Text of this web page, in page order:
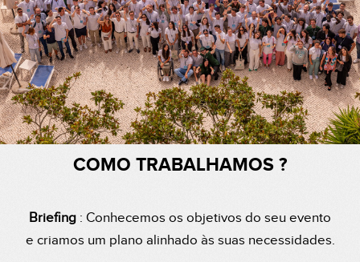
COMO TRABALHAMOS ?
Briefing : Conhecemos os objetivos do seu evento
e criamos um plano alinhado às suas necessidades.